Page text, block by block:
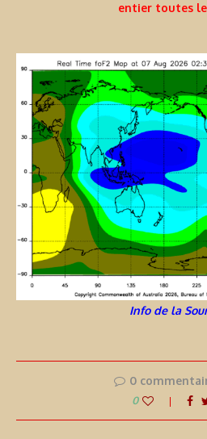
entier toutes
Info de la
0
0